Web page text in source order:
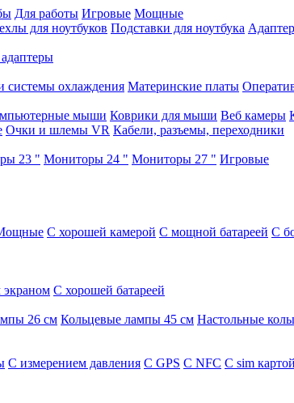
Для работы Игровые Мощные
для ноутбуков Подставки для ноутбука
системы охлаждения Материнские платы
мыши Коврики для мыши Веб камеры
Очки и шлемы VR Кабели, разъемы, переходники
23 " Мониторы 24 " Мониторы 27 " Игровые
С хорошей камерой С мощной батареей С
С хорошей батареей
26 см Кольцевые лампы 45 см Настольные
C измерением давления C GPS C NFC C sim картой